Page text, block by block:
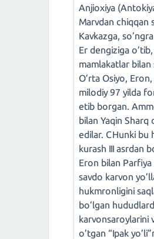
Anjioxiya
Marvdan chiqqan
Kavkazga,
Er dengiziga
mamlakatlar bilan
O’rta Osiyo,
milodiy 97 yilda
etib borgan.
bilan Yaqin
edilar. CHunki bu
kurash III asrdan
Eron bilan
savdo karvon
hukmronligini
bo’lgan
karvonsaroylarini
o’tgan “Ipak